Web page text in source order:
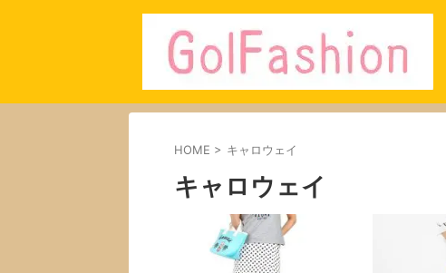
HOME > キャロウェイ
キャロウェイ